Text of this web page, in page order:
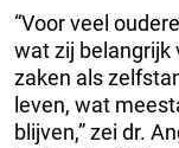
“Voor veel
wat zij belangrijk
zaken als
leven, wat
blijven,” zei dr.